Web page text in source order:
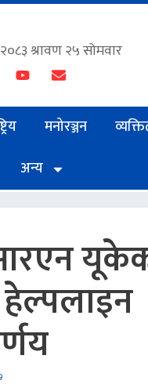
मनोरञ्जन
अन्य